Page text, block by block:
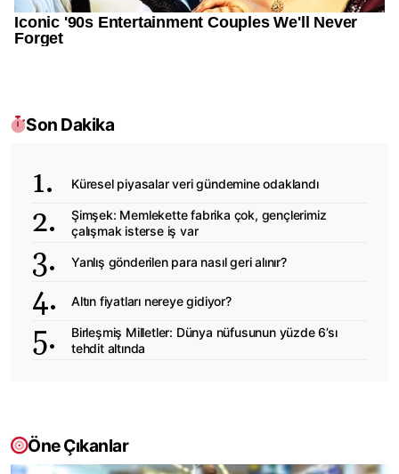
Son Dakika
Küresel piyasalar veri gündemine odaklandı
Şimşek: Memlekette fabrika çok, gençlerimiz
çalışmak isterse iş var
Yanlış gönderilen para nasıl geri alınır?
Altın fiyatları nereye gidiyor?
Birleşmiş Milletler: Dünya nüfusunun yüzde 6’sı
tehdit altında
Öne Çıkanlar